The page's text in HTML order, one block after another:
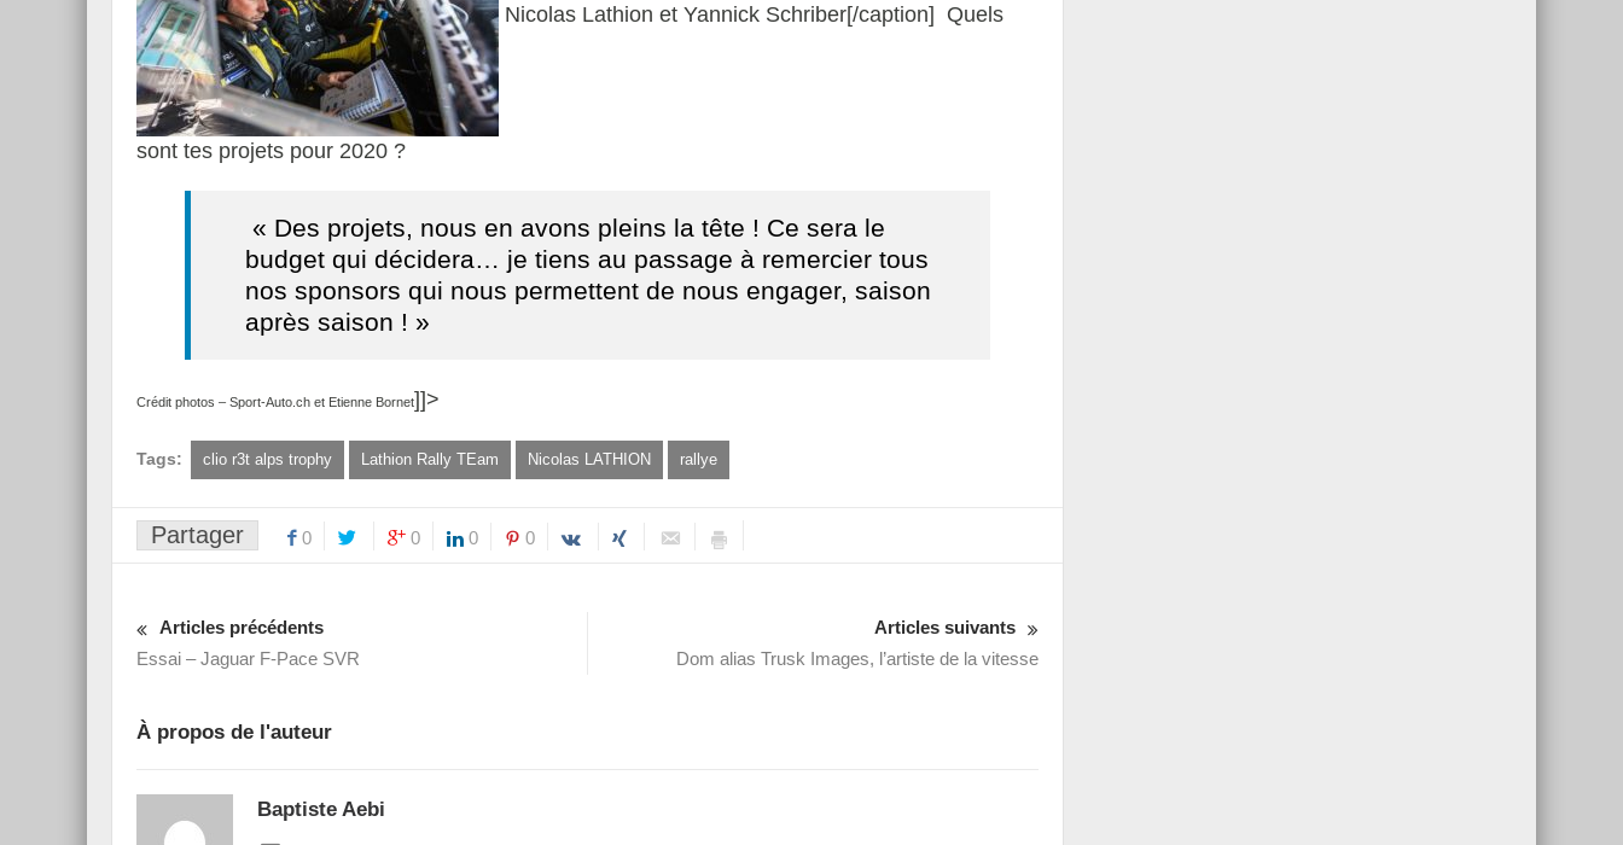
Nicolas Lathion et Yannick Schriber[/caption] Quels
sont tes projets pour 2020 ?
« Des projets, nous en avons pleins la tête ! Ce sera le
budget qui décidera… je tiens au passage à remercier tous
nos sponsors qui nous permettent de nous engager, saison
après saison ! »
Crédit photos – Sport-Auto.ch et Etienne Bornet]]>
Tags: clio r3t alps trophy Lathion Rally TEam Nicolas LATHION rallye
Partager 0 0 0 0
Articles précédents
Essai – Jaguar F-Pace SVR
Articles suivants
Dom alias Trusk Images, l’artiste de la vitesse
À propos de l'auteur
Baptiste Aebi